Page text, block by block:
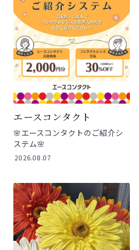
エースコンタクト
🌸エースコンタクトのご紹介シ
ステム🌸
2026.08.07